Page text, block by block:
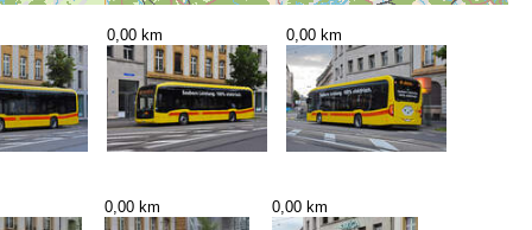
0,00 km 0,00 km
0,00 km 0,00 km